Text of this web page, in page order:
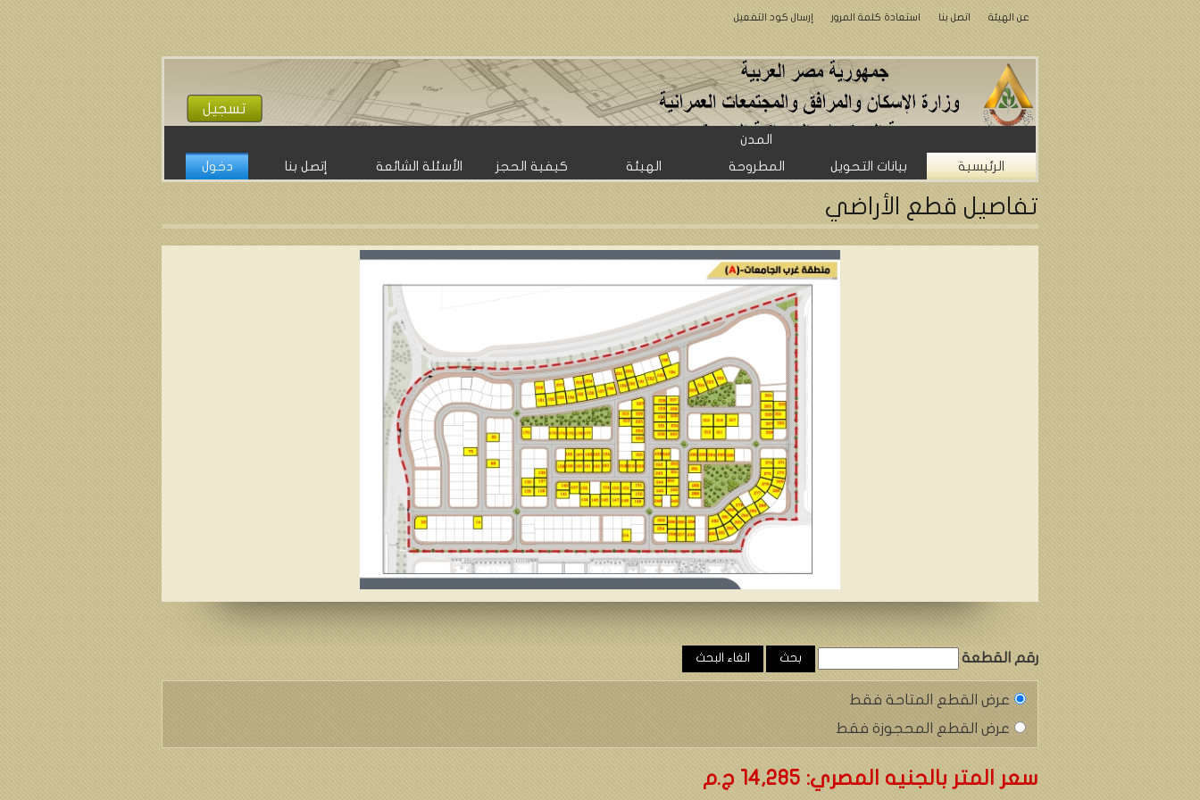
عن الهيئة اتصل بنا استعادة كلمة المرور إرسال كود التفعيل
تسجيل
الرئيسية بيانات التحويل
المدن
المطروحة
الهيئة كيفية الحجز الأسئلة الشائعة إتصل بنا دخول
تفاصيل قطع الأراضي
رقم القطعة
عرض القطع المتاحة فقط
عرض القطع المحجوزة فقط
سعر المتر بالجنيه المصري: 14,285 ج.م